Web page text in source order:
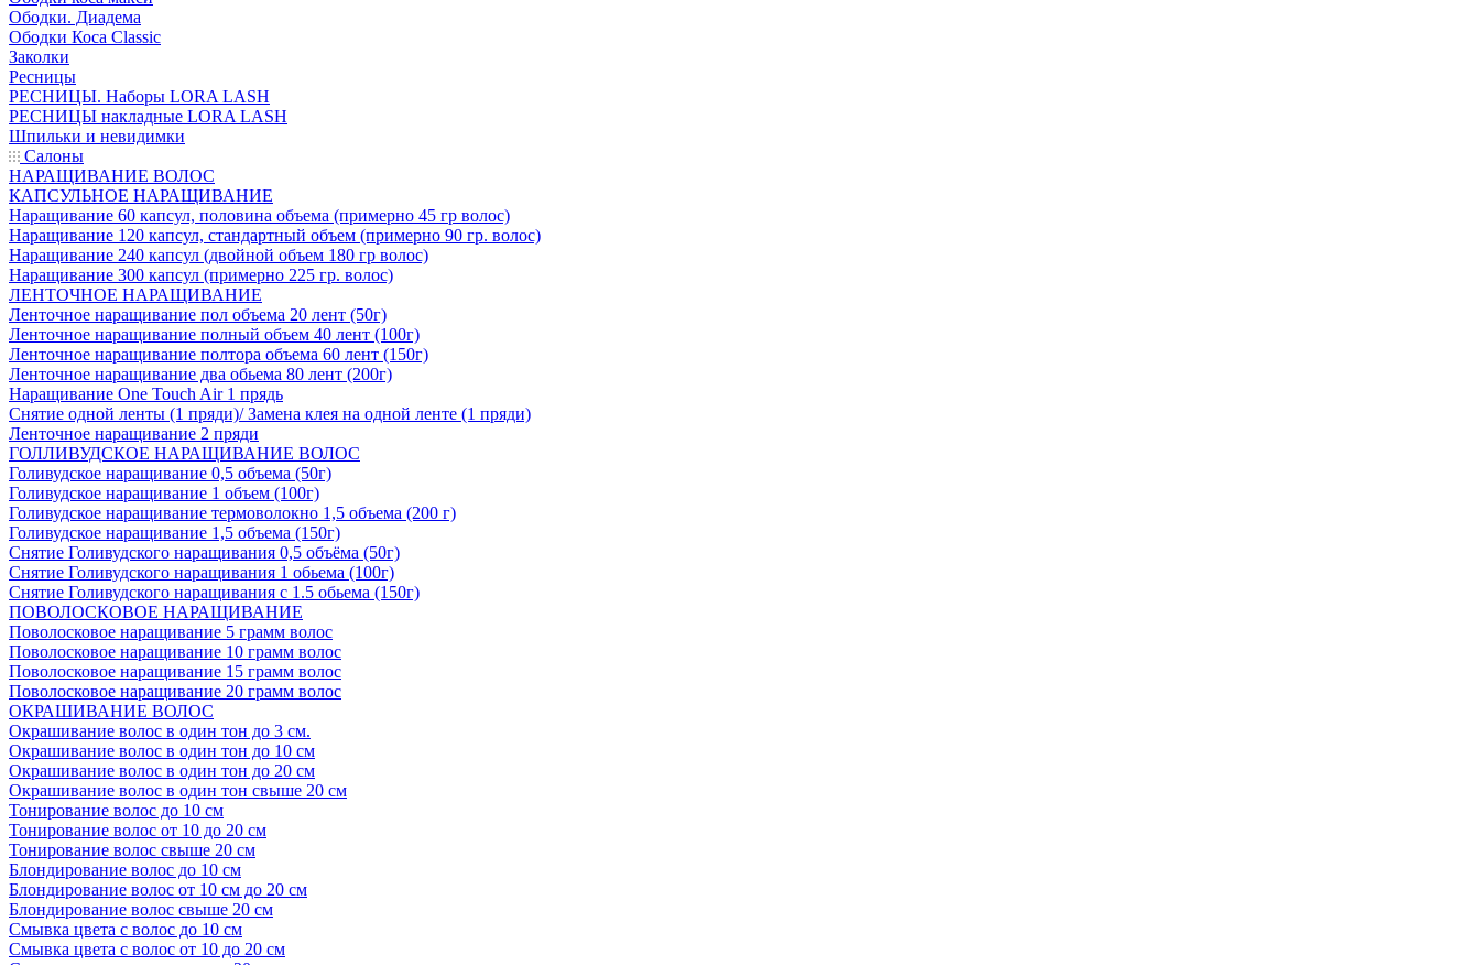
Ободки. Диадема
Ободки Коса Classic
Заколки
Ресницы
РЕСНИЦЫ. Наборы LORA LASH
РЕСНИЦЫ накладные LORA LASH
Шпильки и невидимки
Салоны
НАРАЩИВАНИЕ ВОЛОС
КАПСУЛЬНОЕ НАРАЩИВАНИЕ
Наращивание 60 капсул, половина объема (примерно 45 гр волос)
Наращивание 120 капсул, стандартный объем (примерно 90 гр. волос)
Наращивание 240 капсул (двойной объем 180 гр волос)
Наращивание 300 капсул (примерно 225 гр. волос)
ЛЕНТОЧНОЕ НАРАЩИВАНИЕ
Ленточное наращивание пол объема 20 лент (50г)
Ленточное наращивание полный объем 40 лент (100г)
Ленточное наращивание полтора объема 60 лент (150г)
Ленточное наращивание два обьема 80 лент (200г)
Наращивание One Touch Air 1 прядь
Снятие одной ленты (1 пряди)/ Замена клея на одной ленте (1 пряди)
Ленточное наращивание 2 пряди
ГОЛЛИВУДСКОЕ НАРАЩИВАНИЕ ВОЛОС
Голивудское наращивание 0,5 объема (50г)
Голивудское наращивание 1 объем (100г)
Голивудское наращивание термоволокно 1,5 объема (200 г)
Голивудское наращивание 1,5 объема (150г)
Снятие Голивудского наращивания 0,5 объёма (50г)
Снятие Голивудского наращивания 1 обьема (100г)
Снятие Голивудского наращивания с 1.5 обьема (150г)
ПОВОЛОСКОВОЕ НАРАЩИВАНИЕ
Поволосковое наращивание 5 грамм волос
Поволосковое наращивание 10 грамм волос
Поволосковое наращивание 15 грамм волос
Поволосковое наращивание 20 грамм волос
ОКРАШИВАНИЕ ВОЛОС
Окрашивание волос в один тон до 3 см.
Окрашивание волос в один тон до 10 см
Окрашивание волос в один тон до 20 см
Окрашивание волос в один тон свыше 20 см
Тонирование волос до 10 см
Тонирование волос от 10 до 20 см
Тонирование волос свыше 20 см
Блондирование волос до 10 см
Блондирование волос от 10 см до 20 см
Блондирование волос свыше 20 см
Смывка цвета с волос до 10 см
Смывка цвета с волос от 10 до 20 см